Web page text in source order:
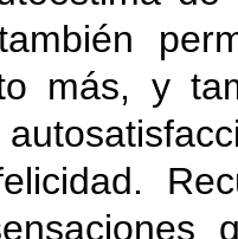
más, y